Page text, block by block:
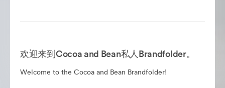
欢迎来到Cocoa and Bean私人Brandfolder。
Welcome to the Cocoa and Bean Brandfolder!